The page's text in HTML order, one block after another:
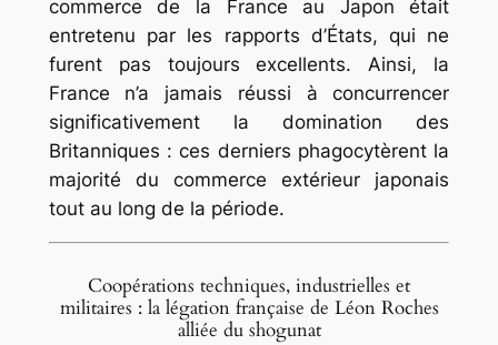
commerce de la France au Japon était
entretenu par les rapports d’États, qui ne
furent pas toujours excellents. Ainsi, la
France n’a jamais réussi à concurrencer
significativement la domination des
Britanniques : ces derniers phagocytèrent la
majorité du commerce extérieur japonais
tout au long de la période.
Coopérations techniques, industrielles et
militaires : la légation française de Léon Roches
alliée du shogunat